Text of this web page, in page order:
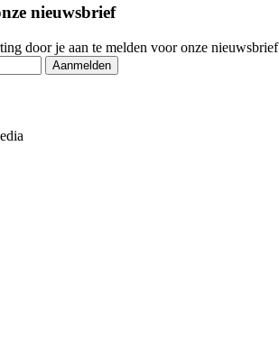
nieuwsbrief
door je aan te melden voor onze nieuwsbrief
Aanmelden